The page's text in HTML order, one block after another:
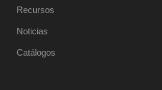
Recursos
Noticias
Catálogos